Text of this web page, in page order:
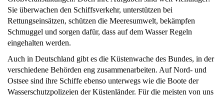
Sie überwachen den Schiffsverkehr, unterstützen bei
Rettungseinsätzen, schützen die Meeresumwelt, bekämpfen
Schmuggel und sorgen dafür, dass auf dem Wasser Regeln
eingehalten werden.
Auch in Deutschland gibt es die Küstenwache des Bundes, in der
verschiedene Behörden eng zusammenarbeiten. Auf Nord- und
Ostsee sind ihre Schiffe ebenso unterwegs wie die Boote der
Wasserschutzpolizeien der Küstenländer. Für die meisten von uns